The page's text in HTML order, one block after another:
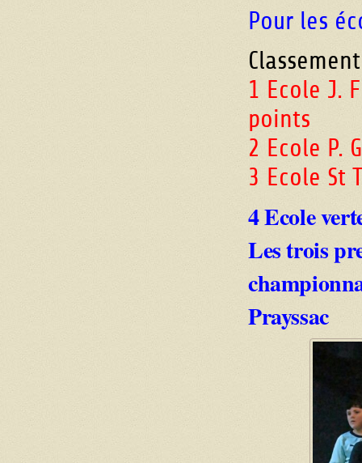
Pour les
1 Ecole J.
points
2 Ecole P.
3 Ecole St
4 Ecole
Les trois
Prayssac